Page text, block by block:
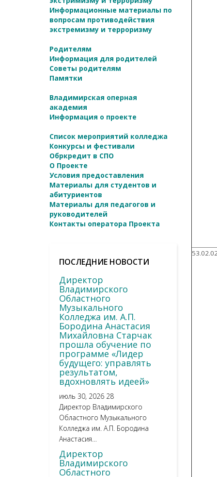
Информационные материалы по
вопросам противодействия
экстремизму и терроризму
Родителям
Информация для родителей
Советы родителям
Памятки
Владимирская оперная
академия
Информация о проекте
Список мероприятий колледжа
Конкурсы и фестивали
Обркредит в СПО
О Проекте
Условия предоставления
Материалы для студентов и
абитуриентов
Материалы для педагогов и
руководителей
Контакты оператора Проекта
ПОСЛЕДНИЕ НОВОСТИ
Директор
Владимирского
Областного
Музыкального
Колледжа им. А.П.
Бородина Анастасия
Михайловна Старчак
прошла обучение по
программе «Лидер
будущего: управлять
результатом,
вдохновлять идеей»
июль 30, 2026 28
Директор Владимирского
Областного Музыкального
Колледжа им. А.П. Бородина
Анастасия…
Директор
Владимирского
Областного